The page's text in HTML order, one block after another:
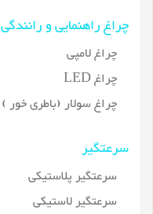
چراغ راهنمایی و رانندگی
چراغ لامپی
چراغ LED
چراغ سولار (باطری خور )
سرعتگیر
سرعتگیر پلاستیکی
سرعتگیر لاستیکی